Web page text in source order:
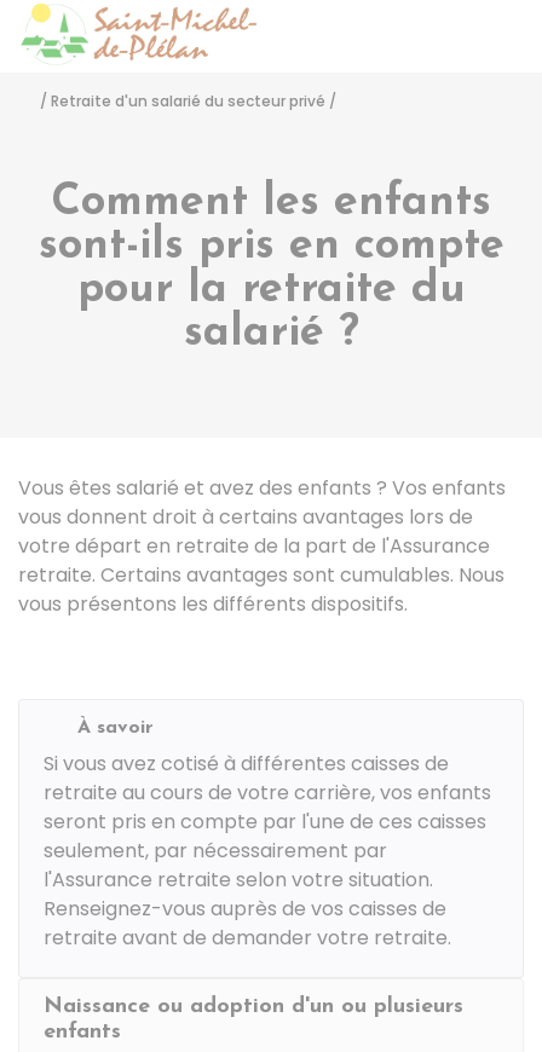
/ Retraite d'un salarié du secteur privé /
Comment les enfants
sont-ils pris en compte
pour la retraite du
salarié ?
Vous êtes salarié et avez des enfants ? Vos enfants
vous donnent droit à certains avantages lors de
votre départ en retraite de la part de l'Assurance
retraite. Certains avantages sont cumulables. Nous
vous présentons les différents dispositifs.
À savoir
Si vous avez cotisé à différentes caisses de
retraite au cours de votre carrière, vos enfants
seront pris en compte par l'une de ces caisses
seulement, par nécessairement par
l'Assurance retraite selon votre situation.
Renseignez-vous auprès de vos caisses de
retraite avant de demander votre retraite.
Naissance ou adoption d'un ou plusieurs
enfants